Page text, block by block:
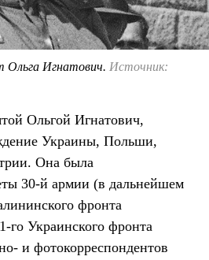
Ольга Игнатович. Источник:
Ольгой Игнатович,
Украины, Польши,
Она была
30-й армии (в дальнейшем
фронта
го Украинского фронта
и фотокорреспондентов